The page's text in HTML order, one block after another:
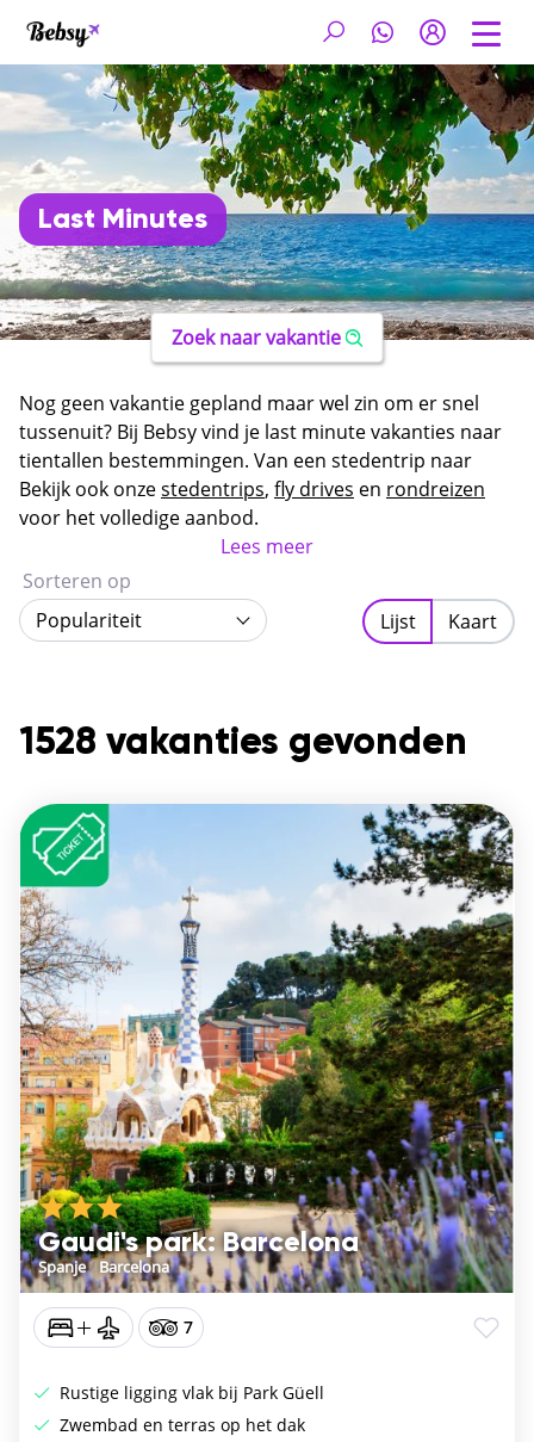
Last Minutes
Zoek naar vakantie
Nog geen vakantie gepland maar wel zin om er snel
tussenuit? Bij Bebsy vind je last minute vakanties naar
tientallen bestemmingen. Van een stedentrip naar
Rome of Barcelona tot een fly drive door Sardinië of
Madeira. Vertrek binnen een maand en geniet op eigen
Bekijk ook onzestedentrips, fly drives en rondreizen
voor het volledige aanbod.
Lees meer
1528 vakanties gevonden
Gaudi's park: Barcelona
Spanje/Barcelona
7
Rustige ligging vlak bij Park Güell
Zwembad en terras op het dak
Sorteren op
Populariteit
Lijst Kaart